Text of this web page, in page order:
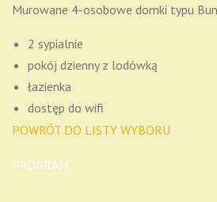
Murowane 4-osobowe domki typu
2 sypialnie
pokój dzienny z lodówką
łazienka
dostęp do wifi
POWRÓT DO LISTY WYBORU
PROGRAM